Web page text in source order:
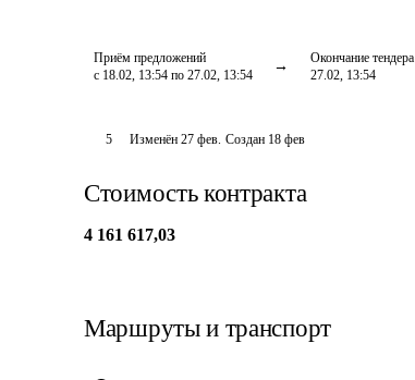
Приём предложений
с 18.02, 13:54 по 27.02, 13:54
Окончание тендера
27.02, 13:54
5 Изменён 27 фев. Создан 18 фев
Стоимость контракта
4 161 617,03
Маршруты и транспорт